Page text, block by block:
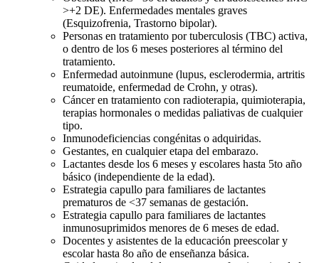
>+2 DE). Enfermedades mentales graves
(Esquizofrenia, Trastorno bipolar).
Personas en tratamiento por tuberculosis (TBC) activa,
o dentro de los 6 meses posteriores al término del
tratamiento.
Enfermedad autoinmune (lupus, esclerodermia, artritis
reumatoide, enfermedad de Crohn, y otras).
Cáncer en tratamiento con radioterapia, quimioterapia,
terapias hormonales o medidas paliativas de cualquier
tipo.
Inmunodeficiencias congénitas o adquiridas.
Gestantes, en cualquier etapa del embarazo.
Lactantes desde los 6 meses y escolares hasta 5to año
básico (independiente de la edad).
Estrategia capullo para familiares de lactantes
prematuros de <37 semanas de gestación.
Estrategia capullo para familiares de lactantes
inmunosuprimidos menores de 6 meses de edad.
Docentes y asistentes de la educación preescolar y
escolar hasta 8o año de enseñanza básica.